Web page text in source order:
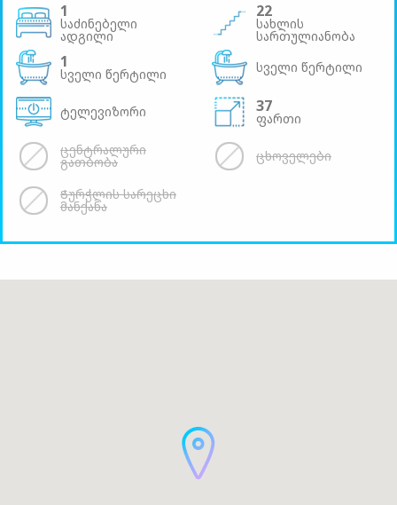
1
საძინებელი
ადგილი
22
სახლის
სართულიანობა
1
სველი წერტილი სველი წერტილი
ტელევიზორი 37
ფართი
ცენტრალური
გათბობა ცხოველები
Ჭურჭლის სარეცხი
მანქანა